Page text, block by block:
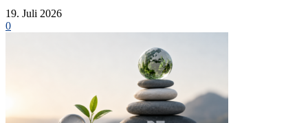
19. Juli 2026
0